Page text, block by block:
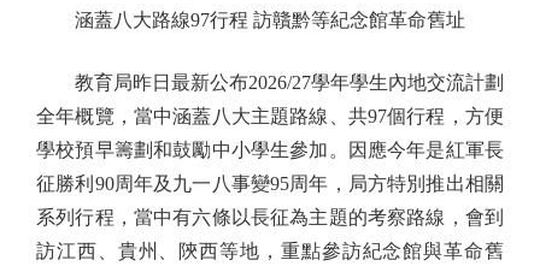
涵蓋八大路線97行程 訪贛黔等紀念館革命舊址
教育局昨日最新公布2026/27學年學生內地交流計劃
全年概覽，當中涵蓋八大主題路線、共97個行程，方便
學校預早籌劃和鼓勵中小學生參加。因應今年是紅軍長
征勝利90周年及九一八事變95周年，局方特別推出相關
系列行程，當中有六條以長征為主題的考察路線，會到
訪江西、貴州、陝西等地，重點參訪紀念館與革命舊